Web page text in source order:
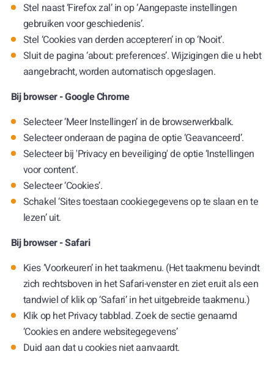
Stel naast ‘Firefox zal’ in op ‘Aangepaste instellingen
gebruiken voor geschiedenis’.
Stel ‘Cookies van derden accepteren’ in op ‘Nooit’.
Sluit de pagina ‘about: preferences’. Wijzigingen die u hebt
aangebracht, worden automatisch opgeslagen.
Bij browser - Google Chrome
Selecteer ‘Meer Instellingen’ in de browserwerkbalk.
Selecteer onderaan de pagina de optie ‘Geavanceerd’.
Selecteer bij 'Privacy en beveiliging' de optie ‘Instellingen
voor content’.
Selecteer ‘Cookies’.
Schakel ‘Sites toestaan cookiegegevens op te slaan en te
lezen’ uit.
Bij browser - Safari
Kies ‘Voorkeuren’ in het taakmenu. (Het taakmenu bevindt
zich rechtsboven in het Safari-venster en ziet eruit als een
tandwiel of klik op ‘Safari’ in het uitgebreide taakmenu.)
Klik op het Privacy tabblad. Zoek de sectie genaamd
‘Cookies en andere websitegegevens’
Duid aan dat u cookies niet aanvaardt.